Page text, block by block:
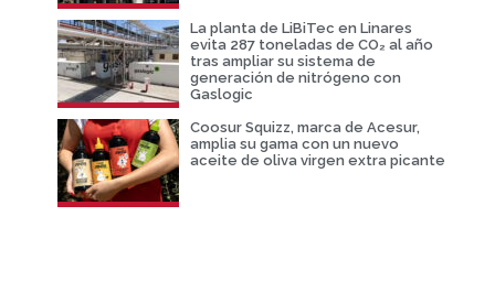
La planta de LiBiTec en Linares
evita 287 toneladas de CO₂ al año
tras ampliar su sistema de
generación de nitrógeno con
Gaslogic
Coosur Squizz, marca de Acesur,
amplia su gama con un nuevo
aceite de oliva virgen extra picante